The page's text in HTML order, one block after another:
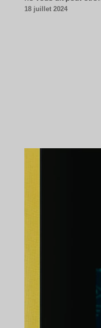
18 juillet 2024